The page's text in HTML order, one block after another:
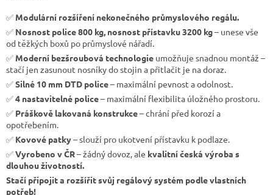
✅ Modulární rozšíření nekonečného průmyslového regálu.
✅ Nosnost police 800 kg, nosnost přístavku 3200 kg– unese vše
od těžkých boxů po průmyslové nářadí.
✅ Moderní bezšroubová technologie umožňuje snadnou montáž –
stačí jen zasunout nosníky do stojin a přitlačit je na doraz.
✅Silné 10 mm DTD police– maximální pevnost a odolnost.
✅4 nastavitelné police– maximální flexibilita úložného prostoru.
✅ Práškově lakovaná konstrukce– chrání před korozí a
opotřebením.
✅ Kovové patky– slouží pro ukotvení přístavku k podlaze.
✅Vyrobeno v ČR– žádný dovoz, ale kvalitní česká výroba s
dlouhou životností.
Stačí připojit a rozšířit svůj regálový systém podle vlastních
potřeb!